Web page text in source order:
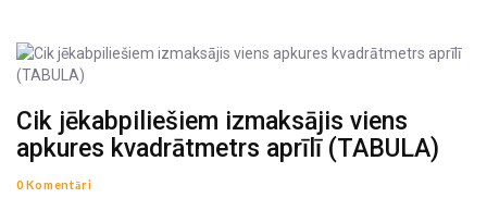
Cik jēkabpiliešiem izmaksājis viens
apkures kvadrātmetrs aprīlī (TABULA)
0 Komentāri